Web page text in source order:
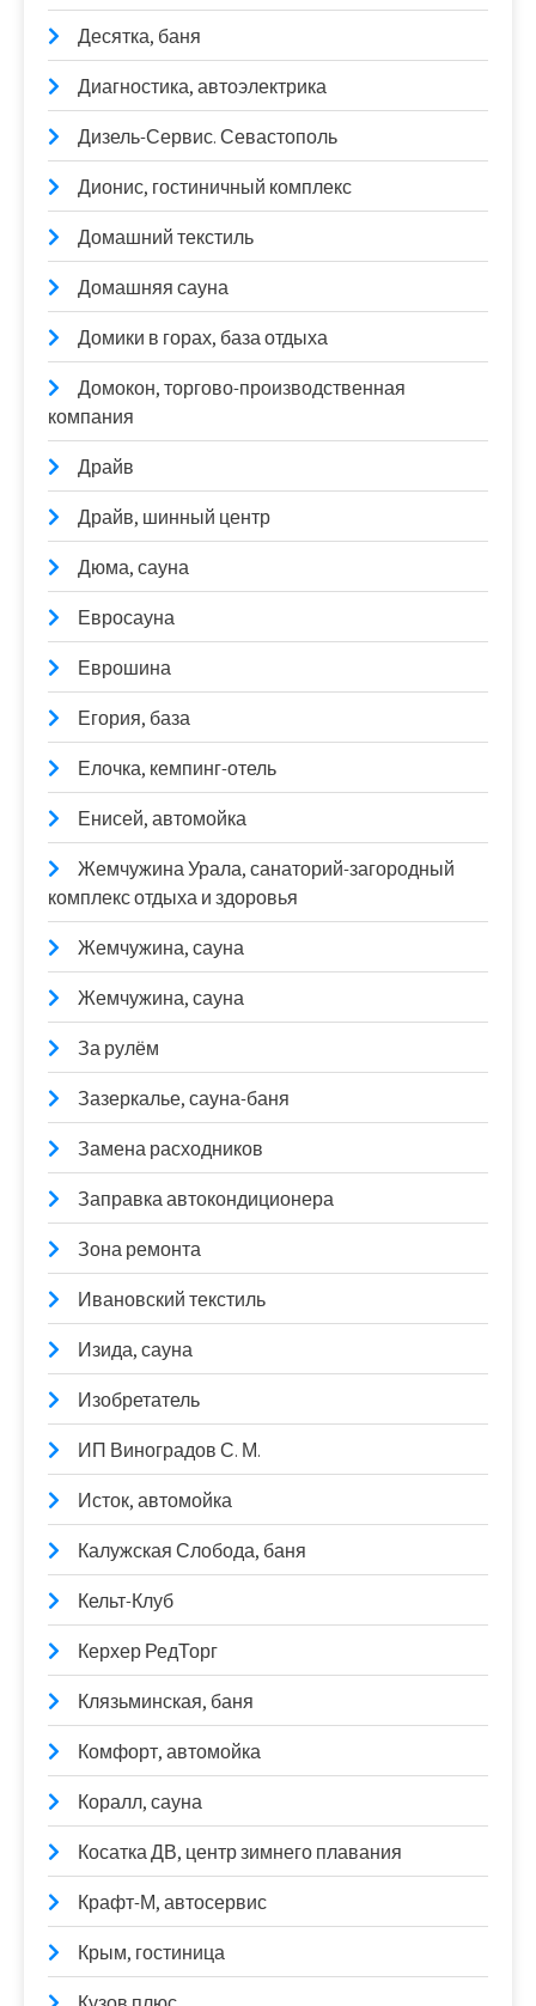
Десятка, баня
Диагностика, автоэлектрика
Дизель-Сервис. Севастополь
Дионис, гостиничный комплекс
Домашний текстиль
Домашняя сауна
Домики в горах, база отдыха
Домокон, торгово-производственная
компания
Драйв
Драйв, шинный центр
Дюма, сауна
Евросауна
Еврошина
Егория, база
Елочка, кемпинг-отель
Енисей, автомойка
Жемчужина Урала, санаторий-загородный
комплекс отдыха и здоровья
Жемчужина, сауна
Жемчужина, сауна
За рулём
Зазеркалье, сауна-баня
Замена расходников
Заправка автокондиционера
Зона ремонта
Ивановский текстиль
Изида, сауна
Изобретатель
ИП Виноградов С. М.
Исток, автомойка
Калужская Слобода, баня
Кельт-Клуб
Керхер РедТорг
Клязьминская, баня
Комфорт, автомойка
Коралл, сауна
Косатка ДВ, центр зимнего плавания
Крафт-М, автосервис
Крым, гостиница